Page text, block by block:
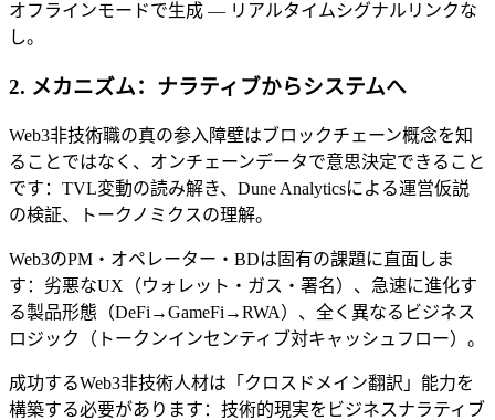
オフラインモードで生成 — リアルタイムシグナルリンクな
し。
2. メカニズム：ナラティブからシステムへ
Web3非技術職の真の参入障壁はブロックチェーン概念を知
ることではなく、オンチェーンデータで意思決定できること
です：TVL変動の読み解き、Dune Analyticsによる運営仮説
の検証、トークノミクスの理解。
Web3のPM・オペレーター・BDは固有の課題に直面しま
す：劣悪なUX（ウォレット・ガス・署名）、急速に進化す
る製品形態（DeFi→GameFi→RWA）、全く異なるビジネス
ロジック（トークンインセンティブ対キャッシュフロー）。
成功するWeb3非技術人材は「クロスドメイン翻訳」能力を
構築する必要があります：技術的現実をビジネスナラティブ